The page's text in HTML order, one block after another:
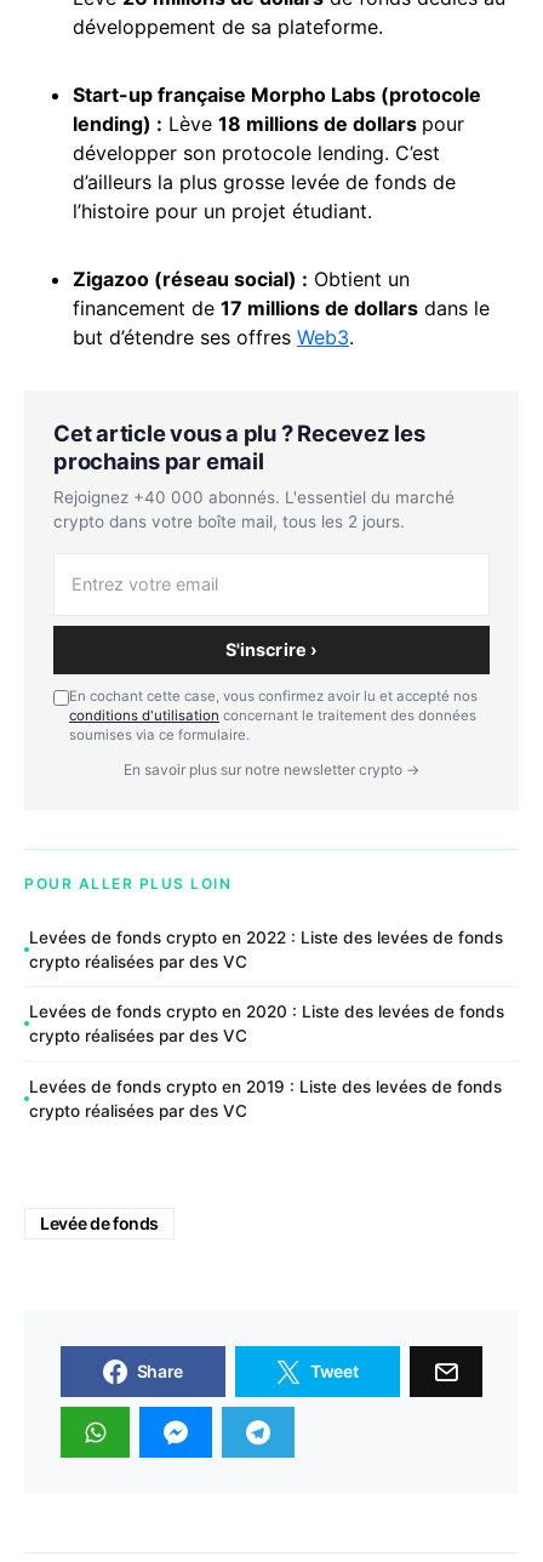
développement de sa plateforme.
Start-up française Morpho Labs (protocole
lending) : Lève 18 millions de dollars pour
développer son protocole lending. C’est
d’ailleurs la plus grosse levée de fonds de
l’histoire pour un projet étudiant.
Zigazoo (réseau social) : Obtient un
financement de 17 millions de dollars dans le
but d’étendre ses offres Web3.
Cet article vous a plu ? Recevez les
prochains par email
Rejoignez +40 000 abonnés. L'essentiel du marché
crypto dans votre boîte mail, tous les 2 jours.
S'inscrire ›
En cochant cette case, vous confirmez avoir lu et accepté nos
conditions d'utilisation concernant le traitement des données
soumises via ce formulaire.
En savoir plus sur notre newsletter crypto →
POUR ALLER PLUS LOIN
Levées de fonds crypto en 2022 : Liste des levées de fonds
crypto réalisées par des VC
Levées de fonds crypto en 2020 : Liste des levées de fonds
crypto réalisées par des VC
Levées de fonds crypto en 2019 : Liste des levées de fonds
crypto réalisées par des VC
Levée de fonds
Share Tweet